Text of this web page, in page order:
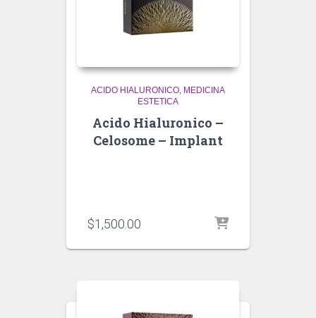
ACIDO HIALURONICO MEDICINA
ESTETICA
Acido Hialuronico –
Celosome – Implant
$1,500.00